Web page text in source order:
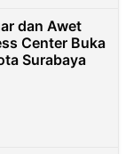
dan Awet
Center Buka
Surabaya